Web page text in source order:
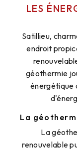
LES
Satillieu,
endroit
géothermie
énergétique
La
La
renouvelable